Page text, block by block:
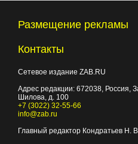
Размещение рекламы
Контакты
Сетевое издание ZAB.RU
Адрес редакции: 672038, Россия,
Шилова, д. 100
+7 (3022) 32-55-66
info@zab.ru
Главный редактор Кондратьев Н.